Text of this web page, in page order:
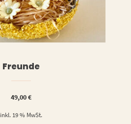
Freunde
49,00€
inkl. 19 % MwSt.